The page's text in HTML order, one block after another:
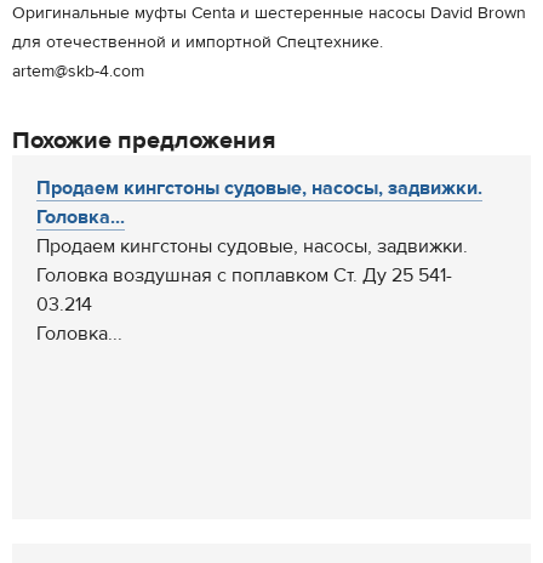
Оригинальные муфты Centa и шестеренные насосы David Brown
для отечественной и импортной Спецтехнике.
artem@skb-4.com
Похожие предложения
Продаем кингстоны судовые, насосы, задвижки.
Головка...
Продаем кингстоны судовые, насосы, задвижки.
Головка воздушная с поплавком Ст. Ду 25 541-
03.214
Головка...